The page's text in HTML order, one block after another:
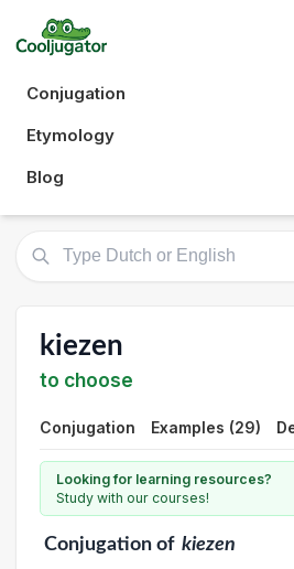
Conjugation
Etymology
Blog
kiezen
to choose
Conjugation Examples (29)
Looking for learning resources?
Study with our courses!
Conjugationof kiezen